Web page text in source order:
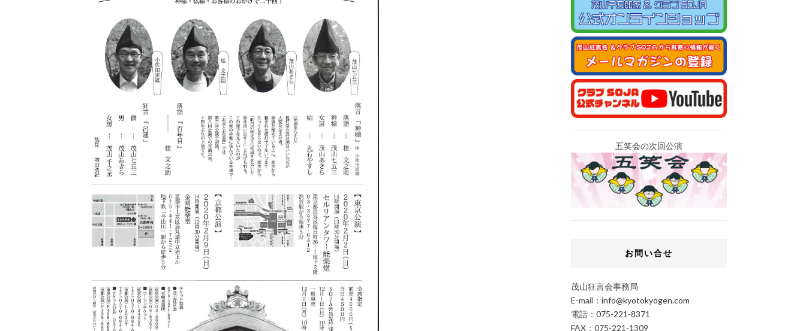
五笑会の次回公演
お問い合せ
茂山狂言会事務局
E-mail： info@kyotokyogen.com
電話： 075-221-8371
FAX：075-221-1309